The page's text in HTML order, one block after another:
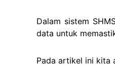
Dalam sistem
data untuk
Pada artikel ini kita